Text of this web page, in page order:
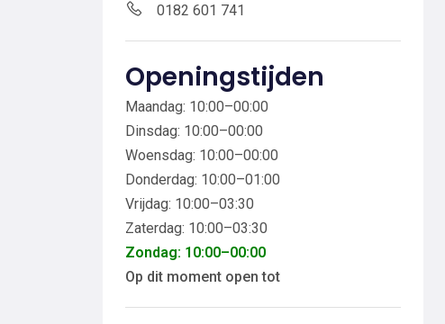
0182 601 741
Openingstijden
Maandag: 10:00–00:00
Dinsdag: 10:00–00:00
Woensdag: 10:00–00:00
Donderdag: 10:00–01:00
Vrijdag: 10:00–03:30
Zaterdag: 10:00–03:30
Zondag: 10:00–00:00
Op dit moment open tot